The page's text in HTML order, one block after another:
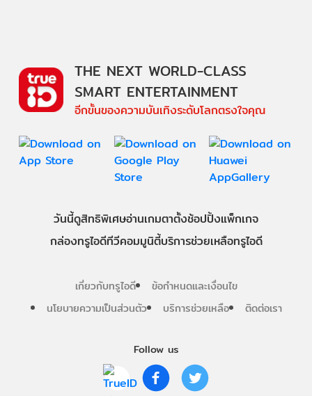
Follow us
THE NEXT WORLD-CLASS
SMART ENTERTAINMENT
อีกขั้นของความบันเทิงระดับโลกตรงใจคุณ
วันนี้ดูสิทธิพิเศษอ่านเกมตาตั้งช้อปปิ้งแพ็กเกจ
กล่องทรูไอดีทีวีคอมมูนิตี้บริการช่วยเหลือทรูไอดี
เกี่ยวกับทรูไอดี
ข้อกำหนดและเงื่อนไข
นโยบายความเป็นส่วนตัว
บริการช่วยเหลือ ติดต่อเรา